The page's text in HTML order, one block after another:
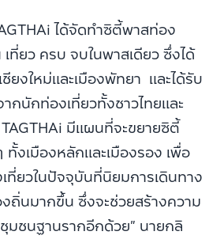
ได้จัดทำซิตี้พาสท่อง
ที่ยว ครบ จบในพาสเดียว ซึ่งได้
ยงใหม่และเมืองพัทยา และได้รับ
นักท่องเที่ยวทั้งชาวไทยและ
มีแผนที่จะขยายซิตี้
งเมืองหลักและเมืองรอง เพื่อ
ที่ยวในปัจจุบันที่นิยมการเดินทาง
ถิ่นมากขึ้น ซึ่งจะช่วยสร้างความ
มชนฐานรากอีกด้วย” นายกลิ